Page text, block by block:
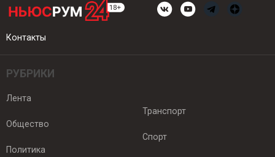
Контакты
РУБРИКИ
Лента
Общество
Политика
Транспорт
Спорт